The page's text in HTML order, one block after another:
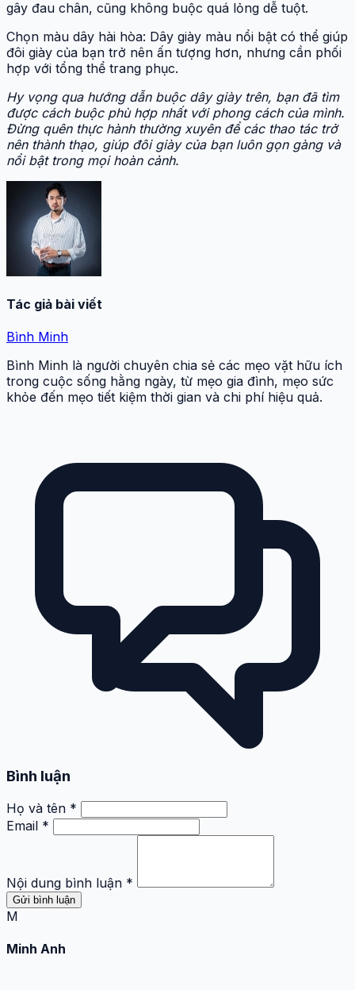
gây đau chân, cũng không buộc quá lỏng dễ tuột.
Chọn màu dây hài hòa: Dây giày màu nổi bật có thể giúp
đôi giày của bạn trở nên ấn tượng hơn, nhưng cần phối
hợp với tổng thể trang phục.
Hy vọng qua hướng dẫn buộc dây giày trên, bạn đã tìm
được cách buộc phù hợp nhất với phong cách của mình.
Đừng quên thực hành thường xuyên để các thao tác trở
nên thành thạo, giúp đôi giày của bạn luôn gọn gàng và
nổi bật trong mọi hoàn cảnh.
Tác giả bài viết
Bình Minh
Bình Minh là người chuyên chia sẻ các mẹo vặt hữu ích
trong cuộc sống hằng ngày, từ mẹo gia đình, mẹo sức
khỏe đến mẹo tiết kiệm thời gian và chi phí hiệu quả.
Bình luận
Họ và tên *
Email *
Nội dung bình luận *
Gửi bình luận
M
Minh Anh